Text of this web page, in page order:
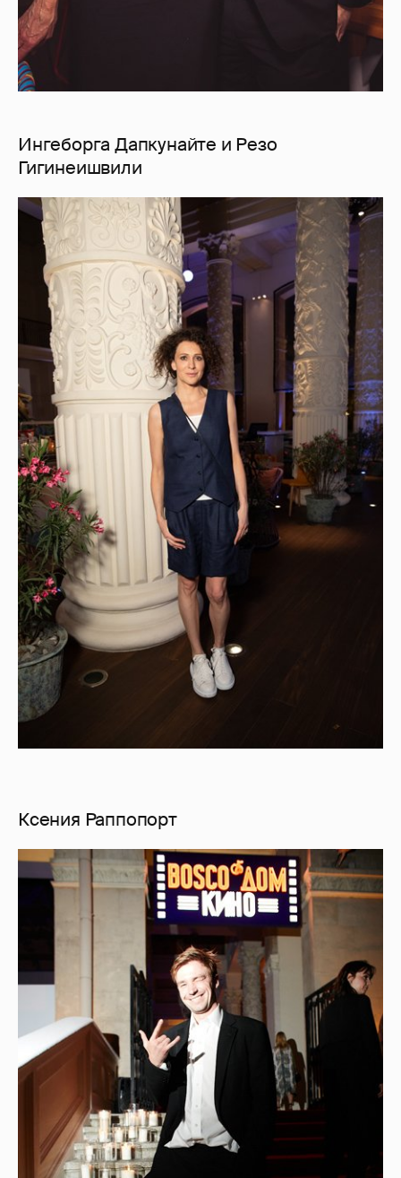
Ингеборга Дапкунайте и Резо
Гигинеишвили
Ксения Раппопорт